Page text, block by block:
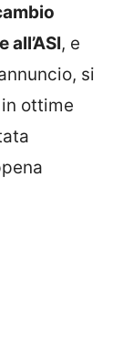
, e
si
ottime